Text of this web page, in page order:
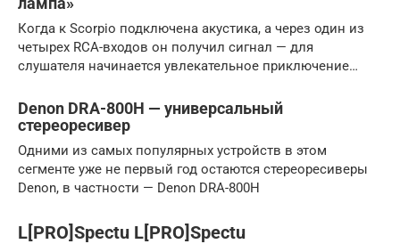
Когда к Scorpio подключена акустика, а через один из
четырех RCA-входов он получил сигнал — для
слушателя начинается увлекательное приключение…
Denon DRA-800H — универсальный
стереоресивер
Одними из самых популярных устройств в этом
сегменте уже не первый год остаются стереоресиверы
Denon, в частности — Denon DRA-800H
L[PRO]Spectu L[PRO]Spectu